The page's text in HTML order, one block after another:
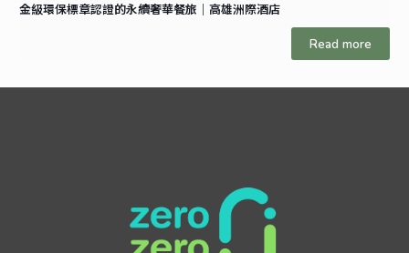
金級環保標章認證的永續奢華餐旅｜高雄洲際酒店
Read more